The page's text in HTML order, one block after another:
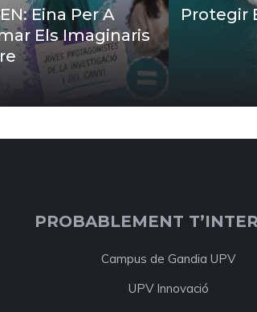
Eina Per A
Els Imaginaris
Protegir
PROBABLEMENT
Campus de Gandia UPV
UPV Innovació